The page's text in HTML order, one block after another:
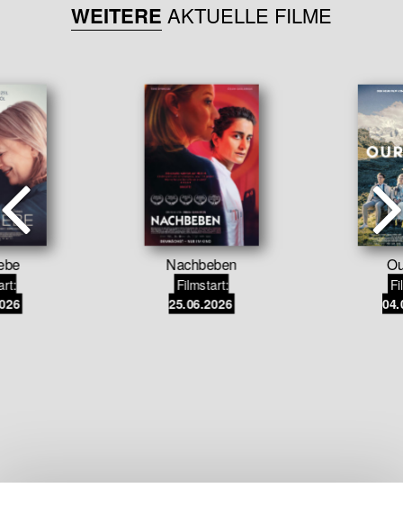
WEITERE AKTUELLE FILME
Nachbeben
Filmstart:
25.06.2026